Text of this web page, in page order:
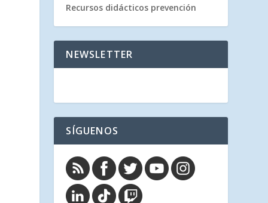
Recursos didácticos prevención
NEWSLETTER
SÍGUENOS